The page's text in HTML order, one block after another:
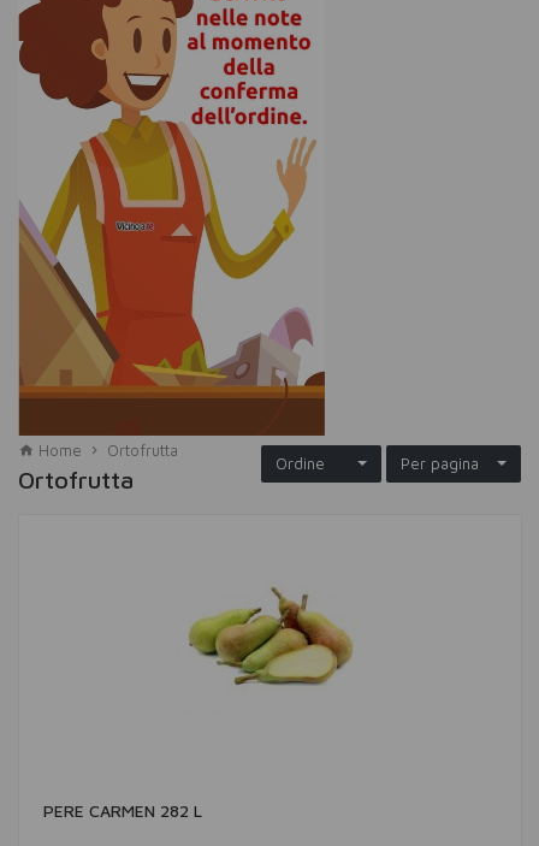
Home Ortofrutta
Per pagina
Ordine
Ortofrutta
PERE CARMEN 282 L